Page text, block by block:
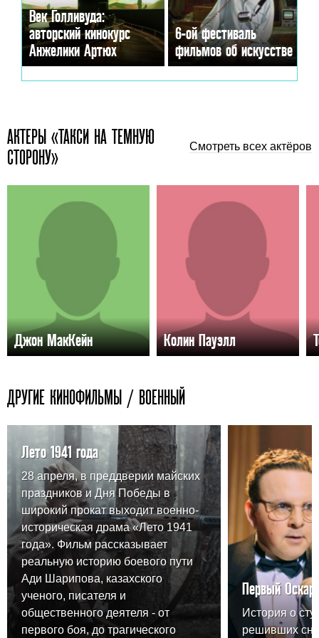
Век Голливуда:
авторский кинокурс
Анжелики Артюх
6-ой фестиваль
фильмов об искусстве
АКТЕРЫ «ТАКСИ НА ТЕМНУЮ
СТОРОНУ»
Смотреть всех актёров
Джон МакКейн Колин Пауэлл
ДРУГИЕ КИНОФИЛЬМЫ / ВОЕННЫЙ
Лето 1941 года
28 апреля, в преддверии майских
праздников и Дня Победы в
широкий прокат выходит военно-
историческая драма «Лето 1941
года». Фильм рассказывает
реальную историю боевого пути
Ади Шарипова, казахского
ученого, писателя и
общественного деятеля - от
первого боя, до трагического
Первый Оскар
История о
решивших